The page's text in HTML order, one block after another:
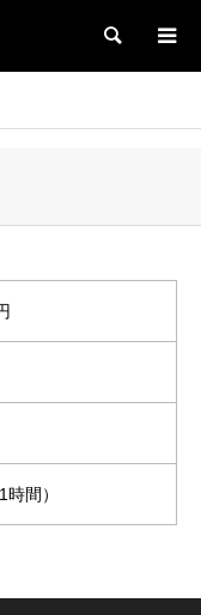
検索
間）